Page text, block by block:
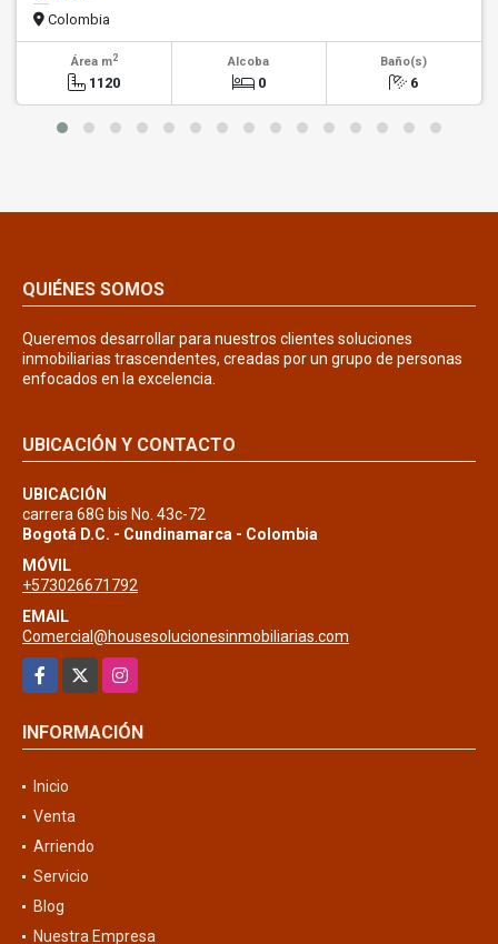
Colombia
Área m2
1120
Alcoba
0
Baño(s)
6
QUIÉNES SOMOS
Queremos desarrollar para nuestros clientes soluciones
inmobiliarias trascendentes, creadas por un grupo de personas
enfocados en la excelencia.
UBICACIÓN Y CONTACTO
UBICACIÓN
carrera 68G bis No. 43c-72
Bogotá D.C. - Cundinamarca - Colombia
MÓVIL
+573026671792
EMAIL
Comercial@housesolucionesinmobiliarias.com
Facebook
Instagram
INFORMACIÓN
Inicio
Venta
Arriendo
Servicio
Blog
Nuestra Empresa